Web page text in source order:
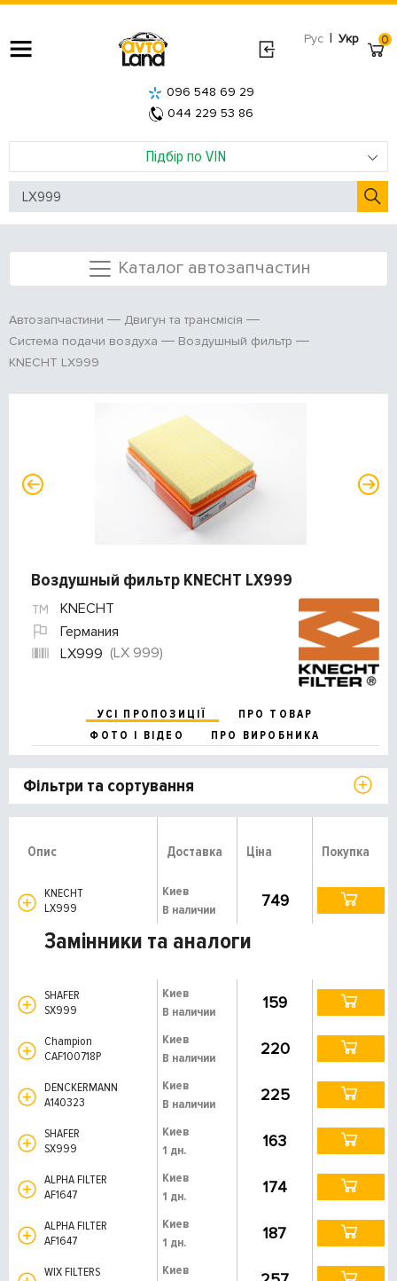
Рус | Укр
Підбір по VIN
096 548 69 29
044 229 53 86
0
Каталог автозапчастин
Автозапчастини
Двигун та трансмісія
Система подачи воздуха
Воздушный фильтр
KNECHT LX999
Воздушный фильтр KNECHT LX999
KNECHT
Германия
LX999 (LX 999)
УСІ ПРОПОЗИЦІЇ
ПРО ТОВАР
ФОТО І ВІДЕО
ПРО ВИРОБНИКА
Фільтри та сортування
Опис Доставка Ціна Покупка
KNECHT
LX999
Киев
В наличии
749
Замінники та аналоги
SHAFER
SX999
Киев
В наличии
159
Champion
CAF100718P
Киев
В наличии
220
DENCKERMANN
A140323
Киев
В наличии
225
SHAFER
SX999
Киев
1 дн.
163
ALPHA FILTER
AF1647
Киев
1 дн.
174
ALPHA FILTER
AF1647
Киев
1 дн.
187
WIX FILTERS
Киев